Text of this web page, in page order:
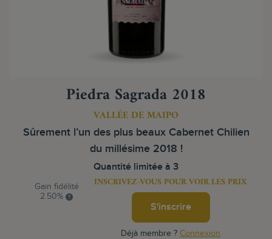
Piedra Sagrada 2018
VALLÉE DE MAIPO
Sûrement l’un des plus beaux Cabernet Chilien
du millésime 2018 !
Quantité limitée à 3
Gain fidélité
2.50%
INSCRIVEZ-VOUS POUR VOIR LES PRIX
S'inscrire
Déjà membre ? Connexion